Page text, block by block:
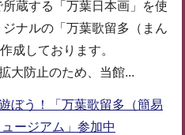
蔵する「万葉日本画」を使
ジナルの「万葉歌留多（まん
成しております。
大防止のため、当館...
ぼう！「万葉歌留多（簡易
ージアム」参加中